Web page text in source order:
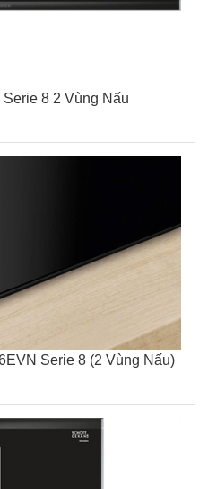
8 2 Vùng Nấu
Serie 8 (2 Vùng Nấu)